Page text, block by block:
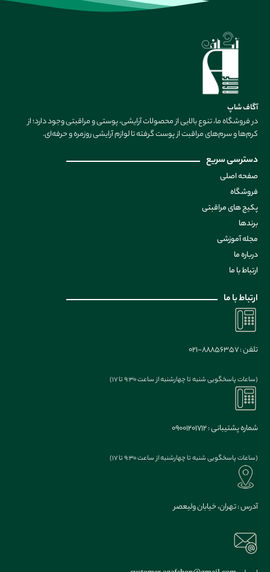
در فروشگاه ما، تنوع بالایی از محصولات آرایشی، پوستی و مراقبتی وجود دارد؛ از
کرم‌ها و سرم‌های مراقبت از پوست گرفته تا لوازم آرایشی روزمره و حرفه‌ای.
آگاف شاپ
دسترسی سریع
صفحه اصلی
فروشگاه
پکیج های مراقبتی
برندها
مجله آموزشی
درباره ما
ارتباط با ما
ارتباط با ما
تلفن : 88856357-021
(ساعات پاسخگویی شنبه تا چهارشنبه از ساعت 9:30 تا 17)
شماره پشتیبانی : 09001201712
(ساعات پاسخگویی شنبه تا چهارشنبه از ساعت 9:30 تا 17)
آدرس : تهران، خیابان ولیعصر